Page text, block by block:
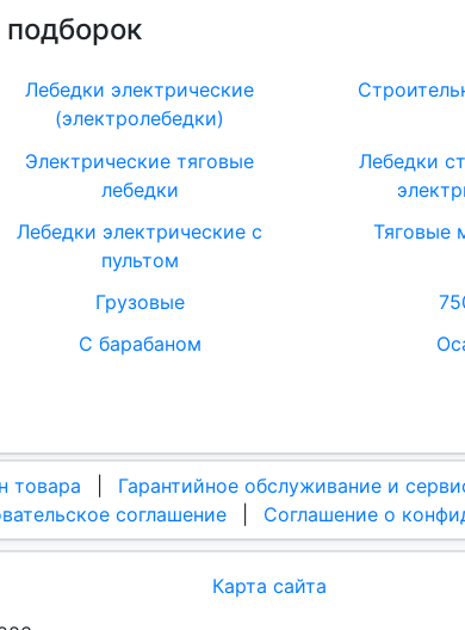
подборок
Лебедки электрические
(электролебедки)
Электрические тяговые
лебедки
Лебедки
Лебедки электрические с
пультом
Тяговые
Грузовые
С барабаном
товара
Гарантийное обслуживание и
соглашение Соглашение о
Карта сайта